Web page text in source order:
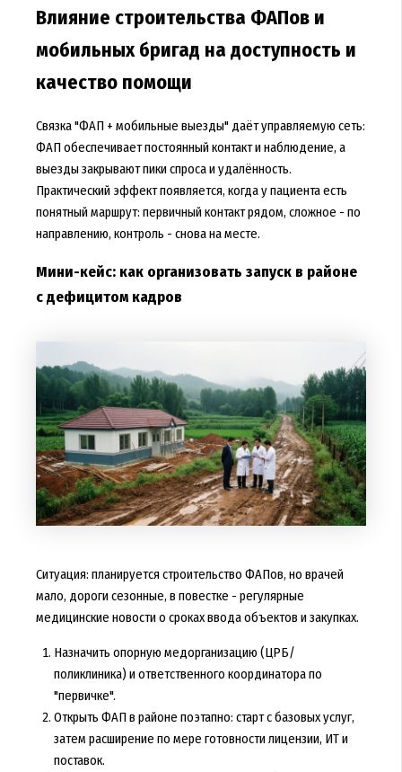
Влияние строительства ФАПов и
мобильных бригад на доступность и
качество помощи
Связка "ФАП + мобильные выезды" даёт управляемую сеть:
ФАП обеспечивает постоянный контакт и наблюдение, а
выезды закрывают пики спроса и удалённость.
Практический эффект появляется, когда у пациента есть
понятный маршрут: первичный контакт рядом, сложное - по
направлению, контроль - снова на месте.
Мини-кейс: как организовать запуск в районе
с дефицитом кадров
Ситуация: планируется строительство ФАПов, но врачей
мало, дороги сезонные, в повестке - регулярные
медицинские новости о сроках ввода объектов и закупках.
Назначить опорную медорганизацию (ЦРБ/
поликлиника) и ответственного координатора по
"первичке".
Открыть ФАП в районе поэтапно: старт с базовых услуг,
затем расширение по мере готовности лицензии, ИТ и
поставок.